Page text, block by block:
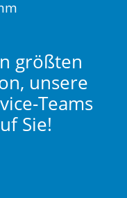
größten
unsere
Teams
Sie!